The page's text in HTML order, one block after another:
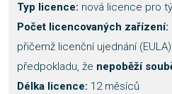
Typ licence: nová licence pro
Počet licencovaných zařízení:
přičemž licenční ujednání (EULA)
předpokladu, že nepoběží
Délka licence: 12 měsíců